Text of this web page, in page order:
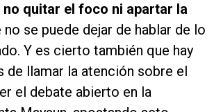
no quitar el foco ni apartar la
no se puede dejar de hablar de lo
Y es cierto también que hay
de llamar la atención sobre el
el debate abierto en la